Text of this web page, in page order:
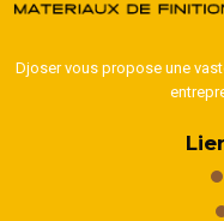
Djoser vous propose une